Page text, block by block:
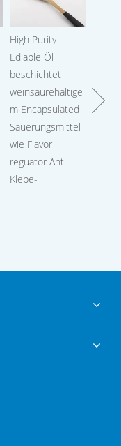
High Purity
Ediable Öl
beschichtet
weinsäurehaltige
m Encapsulated
Säuerungsmittel
wie Flavor
reguator Anti-
Klebe-